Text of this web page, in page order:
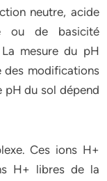
neutre, acide
ou de basicité
mesure du pH
des modifications
pH du sol dépend
Ces ions H+
H+ libres de la